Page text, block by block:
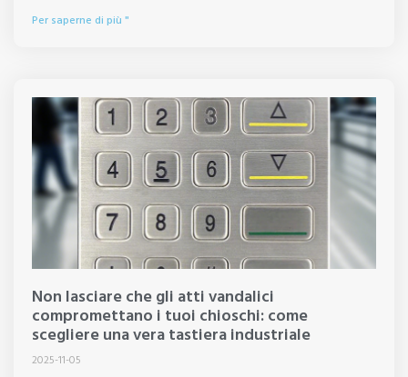
Per saperne di più "
Non lasciare che gli atti vandalici
compromettano i tuoi chioschi: come
scegliere una vera tastiera industriale
2025-11-05